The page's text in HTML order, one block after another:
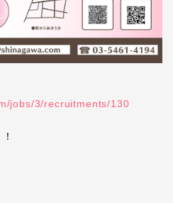
jobs/3/recruitments/130